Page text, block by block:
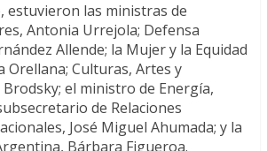
estuvieron las ministras de
Antonia Urrejola; Defensa
Allende; la Mujer y la Equidad
Orellana; Culturas, Artes y
el ministro de Energía,
de Relaciones
José Miguel Ahumada; y la
Bárbara Figueroa.